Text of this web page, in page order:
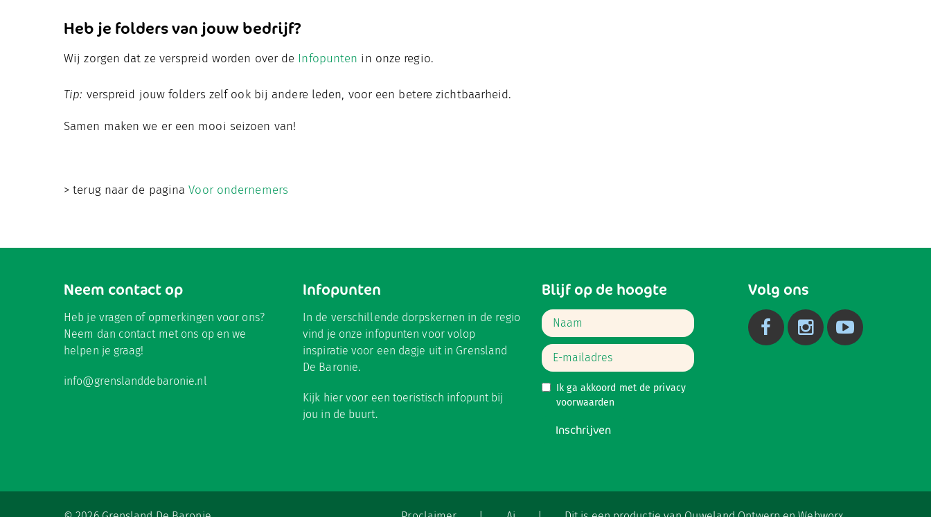
Heb je folders van jouw bedrijf?
Wij zorgen dat ze verspreid worden over de Infopunten in onze regio.
Tip: verspreid jouw folders zelf ook bij andere leden, voor een betere zichtbaarheid.
Samen maken we er een mooi seizoen van!
> terug naar de paginaVoor ondernemers
Neem contact op
Heb je vragen of opmerkingen voor ons?
Neem dan contact met ons op en we
helpen je graag!
info@grenslanddebaronie.nl
Infopunten
In de verschillende dorpskernen in de regio
vind je onze infopunten voor volop
inspiratie voor een dagje uit in Grensland
De Baronie.
Kijk hier voor een toeristisch infopunt bij
jou in de buurt.
Blijf op de hoogte
Ik ga akkoord met de privacy
voorwaarden
Inschrijven
Volg ons